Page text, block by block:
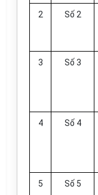
2 Số 2
3 Số 3
4 Số 4
5 Số 5